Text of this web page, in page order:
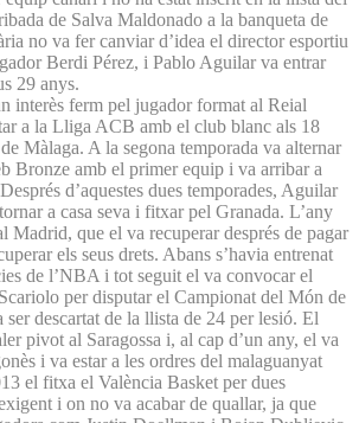
de Salva Maldonado a la banqueta de
no va fer canviar d’idea el director esportiu
Berdi Pérez, i Pablo Aguilar va entrar
29 anys.
interès ferm pel jugador format al Reial
a la Lliga ACB amb el club blanc als 18
Màlaga. A la segona temporada va alternar
Bronze amb el primer equip i va arribar a
d’aquestes dues temporades, Aguilar
a casa seva i fitxar pel Granada. L’any
Madrid, que el va recuperar després de pagar
els seus drets. Abans s’havia entrenat
de l’NBA i tot seguit el va convocar el
per disputar el Campionat del Món de
descartat de la llista de 24 per lesió. El
pivot al Saragossa i, al cap d’un any, el va
i va estar a les ordres del malaguanyat
el fitxa el València Basket per dues
i on no va acabar de quallar, ja que